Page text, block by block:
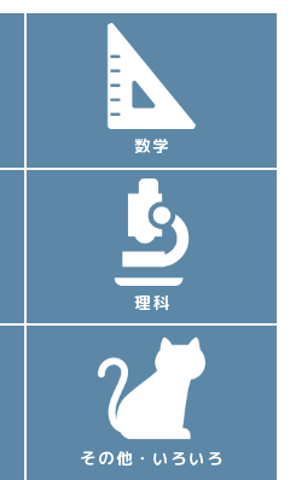
数学
理科
その他・いろいろ